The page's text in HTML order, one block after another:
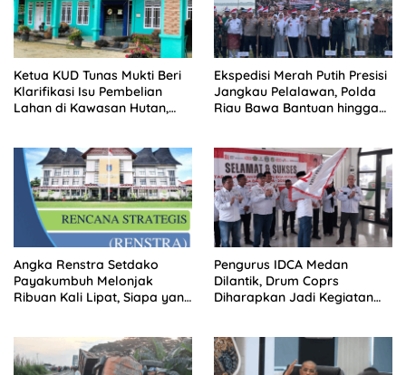
Ketua KUD Tunas Mukti Beri
Klarifikasi Isu Pembelian
Lahan di Kawasan Hutan,
Ekspedisi Merah Putih Presisi
Jangkau Pelalawan, Polda
Riau Bawa Bantuan hingga
Angka Renstra Setdako
Payakumbuh Melonjak
Ribuan Kali Lipat, Siapa yang
Pengurus IDCA Medan
Dilantik, Drum Coprs
Diharapkan Jadi Kegiatan